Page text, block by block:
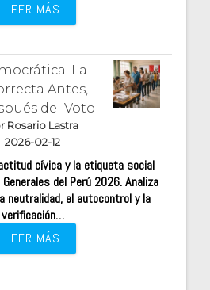
LEER MÁS
La
Antes,
del Voto
Rosario Lastra
2026-02-12
cívica y la etiqueta social
del Perú 2026. Analiza
neutralidad, el autocontrol y la
verificación…
LEER MÁS